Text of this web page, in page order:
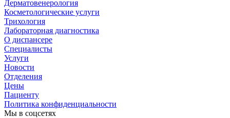
Дерматовенерология
Косметологические услуги
Трихология
Лабораторная диагностика
О диспансере
Специалисты
Услуги
Новости
Отделения
Цены
Пациенту
Политика конфиденциальности
Мы в соцсетях